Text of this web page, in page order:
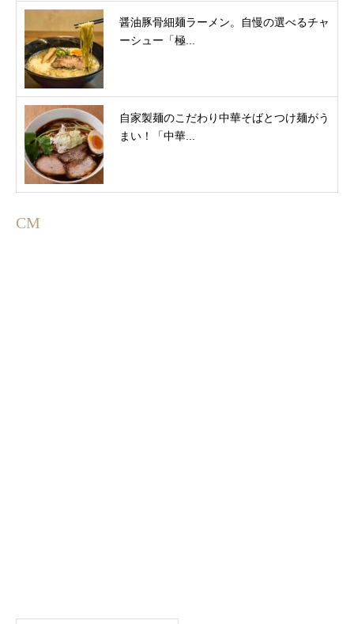
醤油豚骨細麺ラーメン。自慢の選べるチャ
ーシュー「極...
自家製麺のこだわり中華そばとつけ麺がう
まい！「中華...
CM